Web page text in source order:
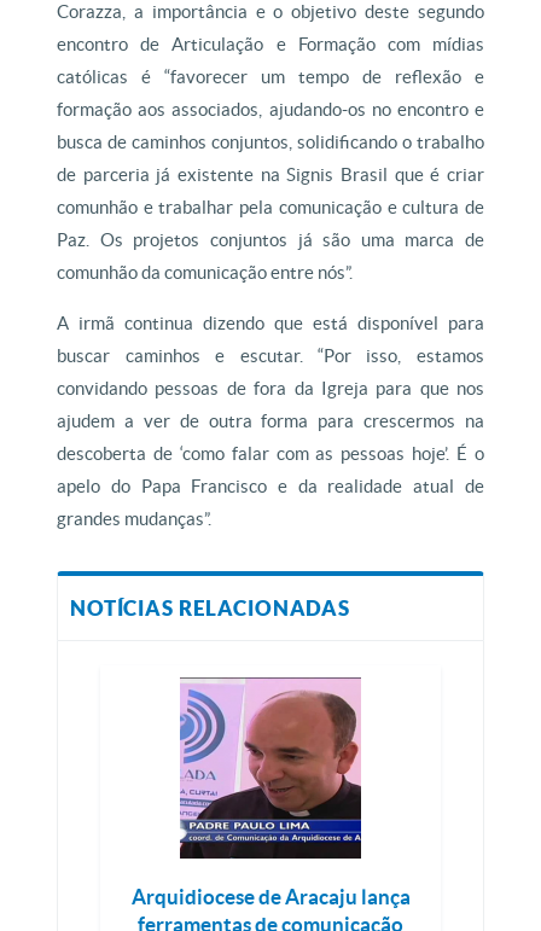
Corazza, a importância e o objetivo deste segundo
encontro de Articulação e Formação com mídias
católicas é “favorecer um tempo de reflexão e
formação aos associados, ajudando-os no encontro e
busca de caminhos conjuntos, solidificando o trabalho
de parceria já existente na Signis Brasil que é criar
comunhão e trabalhar pela comunicação e cultura de
Paz. Os projetos conjuntos já são uma marca de
comunhão da comunicação entre nós”.
A irmã continua dizendo que está disponível para
buscar caminhos e escutar. “Por isso, estamos
convidando pessoas de fora da Igreja para que nos
ajudem a ver de outra forma para crescermos na
descoberta de ‘como falar com as pessoas hoje’. É o
apelo do Papa Francisco e da realidade atual de
grandes mudanças”.
NOTÍCIAS RELACIONADAS
Arquidiocese de Aracaju lança
ferramentas de comunicação